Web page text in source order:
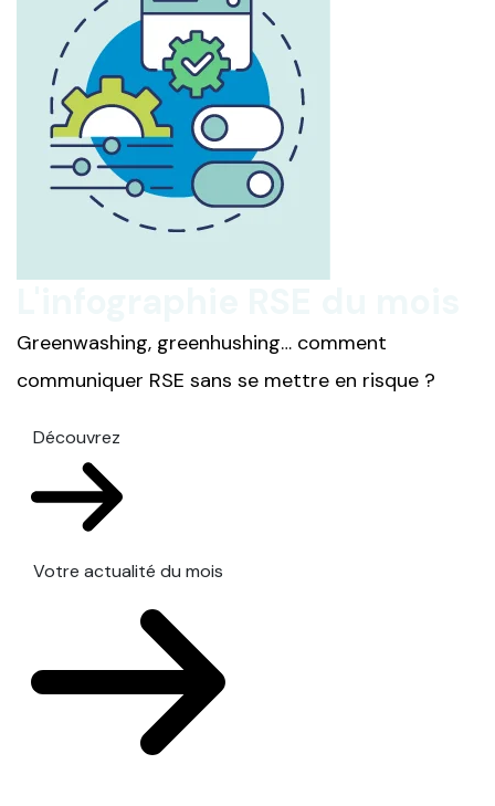
Greenwashing, greenhushing… comment
communiquer RSE sans se mettre en risque ?
Découvrez
Votre actualité du mois